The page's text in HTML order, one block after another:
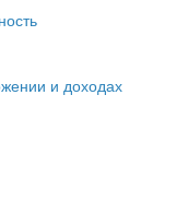
и доходах